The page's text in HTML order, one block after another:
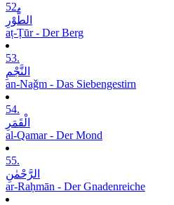
52.
الطُّوْرِ
aṭ-Ṭūr - Der Berg
53.
النَّجْمِ
an-Naǧm - Das Siebengestirn
54.
الْقَمَرِ
al-Qamar - Der Mond
55.
الرَّحْمٰنِ
ar-Raḥmān - Der Gnadenreiche